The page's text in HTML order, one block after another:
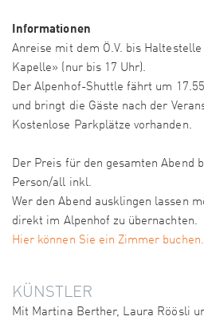
Informationen
Anreise mit dem Ö.V. bis
Kapelle» (nur bis 17 Uhr).
Der Alpenhof-Shuttle fährt um
und bringt die Gäste nach der
Kostenlose Parkplätze vorhanden.
Der Preis für den gesamten Abend
Person/all inkl.
Wer den Abend ausklingen lassen
direkt im Alpenhof zu übernachten.
Hier können Sie ein Zimmer buchen.
KÜNSTLER
Mit Martina Berther, Laura Röösli